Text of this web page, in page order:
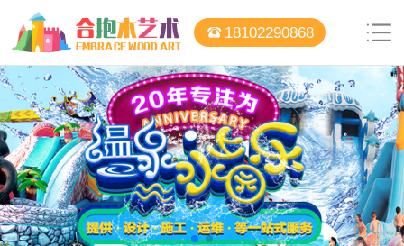
18102290868